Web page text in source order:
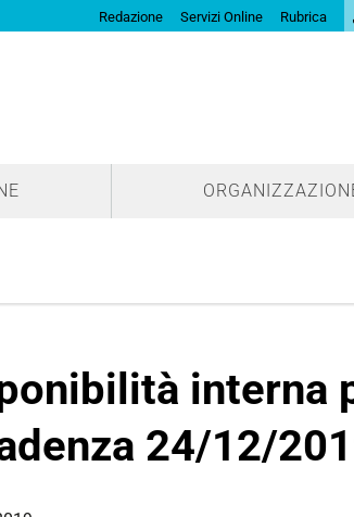
Redazione Servizi Online Rubrica
interna
24/12/